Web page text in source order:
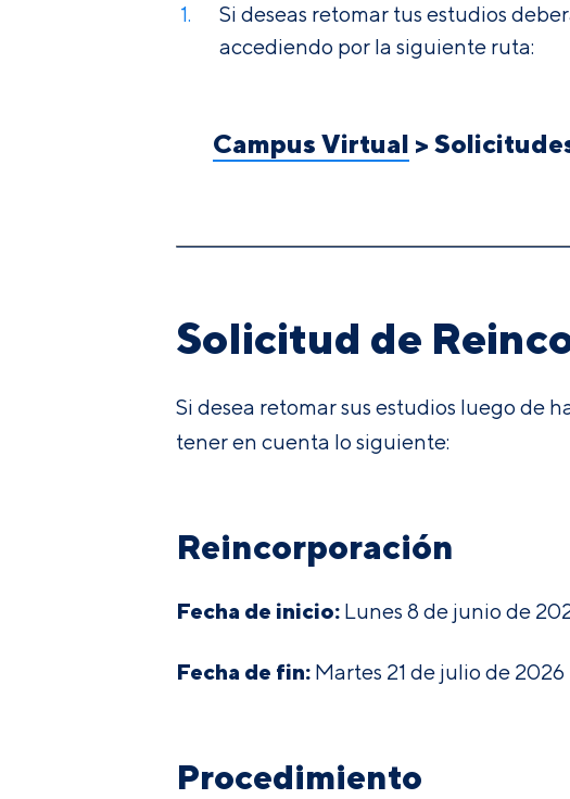
Si deseas retomar tus estudios
accediendo por la siguiente ruta:
Campus Virtual >
Solicitud de
Si desea retomar sus estudios luego de
tener en cuenta lo siguiente:
Reincorporación
Fecha de inicio: Lunes 8 de junio de
Fecha de fin: Martes 21 de julio de 2026
Procedimiento